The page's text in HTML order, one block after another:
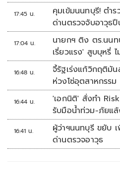
17:45 น.
คุมเข้มนนทบุรี! ตำ
ด่านตรวจจับอาวุธ
17:04 น.
นายกฯ ติง ตร.นน
เรี่ยวแรง' สูบบุหรี่
16:48 น.
จี้รัฐเร่งแก้วิกฤติมั
ห่วงโซ่อุตสาหกรรม
16:44 น.
'เอกนิติ' สั่งทำ
รับมือน้ำท่วม-ภัยแ
16:41 น.
ผู้ว่าฯนนทบุรี ขยับ
ด่านตรวจอาวุธ